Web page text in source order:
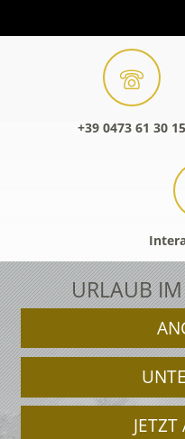
+39 0473 61 30 15
URLAUB IM